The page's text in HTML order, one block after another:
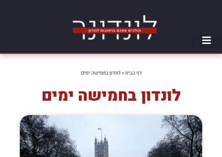
דף הבית » לונדון בחמישה ימים
לונדון בחמישה ימים